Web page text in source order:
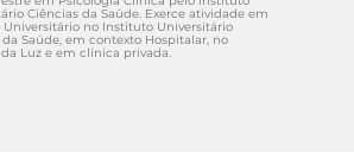
Ciências da Saúde. Exerce atividade em
Universitário no Instituto Universitário
Saúde, em contexto Hospitalar, no
Luz e em clínica privada.